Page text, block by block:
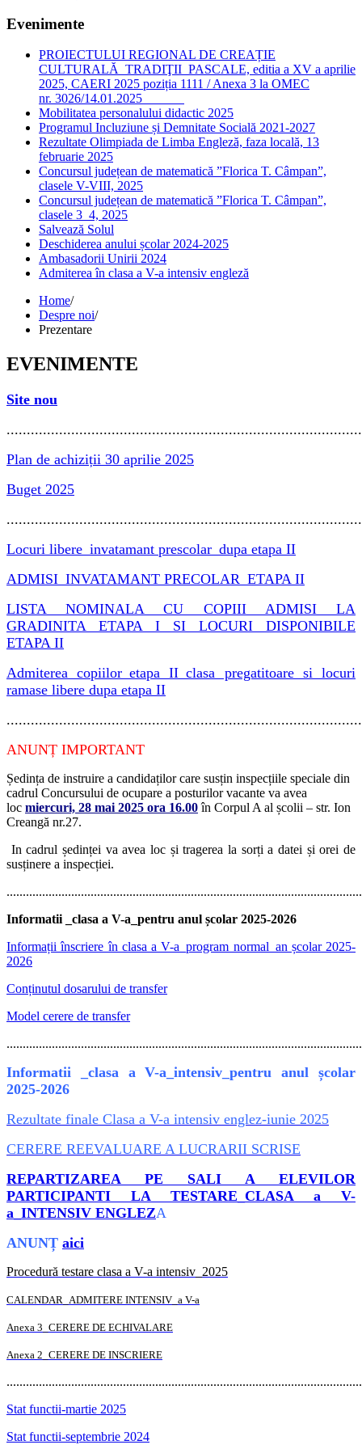
Evenimente
PROIECTULUI REGIONAL DE CREAȚIE
CULTURALĂ TRADIŢII PASCALE, editia a XV a aprilie
2025, CAERI 2025 poziția 1111 / Anexa 3 la OMEC
nr. 3026/14.01.2025
Mobilitatea personalului didactic 2025
Programul Incluziune și Demnitate Socială 2021-2027
Rezultate Olimpiada de Limba Engleză, faza locală, 13
februarie 2025
Concursul județean de matematică ”Florica T. Câmpan”,
clasele V-VIII, 2025
Concursul județean de matematică ”Florica T. Câmpan”,
clasele 3_4, 2025
Salvează Solul
Deschiderea anului școlar 2024-2025
Ambasadorii Unirii 2024
Admiterea în clasa a V-a intensiv engleză
Home/
Despre noi/
Prezentare
EVENIMENTE
Site nou
Plan de achiziții 30 aprilie 2025
Buget 2025
Locuri libere_invatamant prescolar_dupa etapa II
ADMISI_INVATAMANT PRECOLAR_ETAPA II
LISTA NOMINALA CU COPIII ADMISI LA
GRADINITA ETAPA I SI LOCURI DISPONIBILE
ETAPA II
Admiterea copiilor_etapa II_clasa pregatitoare si locuri
ramase libere dupa etapa II
ANUNȚ IMPORTANT
Ședința de instruire a candidaților care susțin inspecțiile speciale din
cadrul Concursului de ocupare a posturilor vacante va avea
loc miercuri, 28 mai 2025 ora 16.00în Corpul A al școlii – str. Ion
Creangă nr.27.
In cadrul ședinței va avea loc și tragerea la sorți a datei și orei de
susținere a inspecției.
Informatii _clasa a V-a_pentru anul școlar 2025-2026
Informații înscriere în clasa a V-a_program normal_an școlar 2025-
2026
Conținutul dosarului de transfer
Model cerere de transfer
Informatii _clasa a V-a_intensiv_pentru anul școlar
2025-2026
Rezultate finale Clasa a V-a intensiv englez-iunie 2025
CERERE REEVALUARE A LUCRARII SCRISE
REPARTIZAREA PE SALI A ELEVILOR
PARTICIPANTI LA TESTARE_CLASA a V-
a_INTENSIV ENGLEZA
ANUNȚ aici
Procedură testare clasa a V-a intensiv_2025
CALENDAR_ADMITERE INTENSIV_a V-a
Anexa 3_CERERE DE ECHIVALARE
Anexa 2_CERERE DE INSCRIERE
Stat functii-martie 2025
Stat functii-septembrie 2024